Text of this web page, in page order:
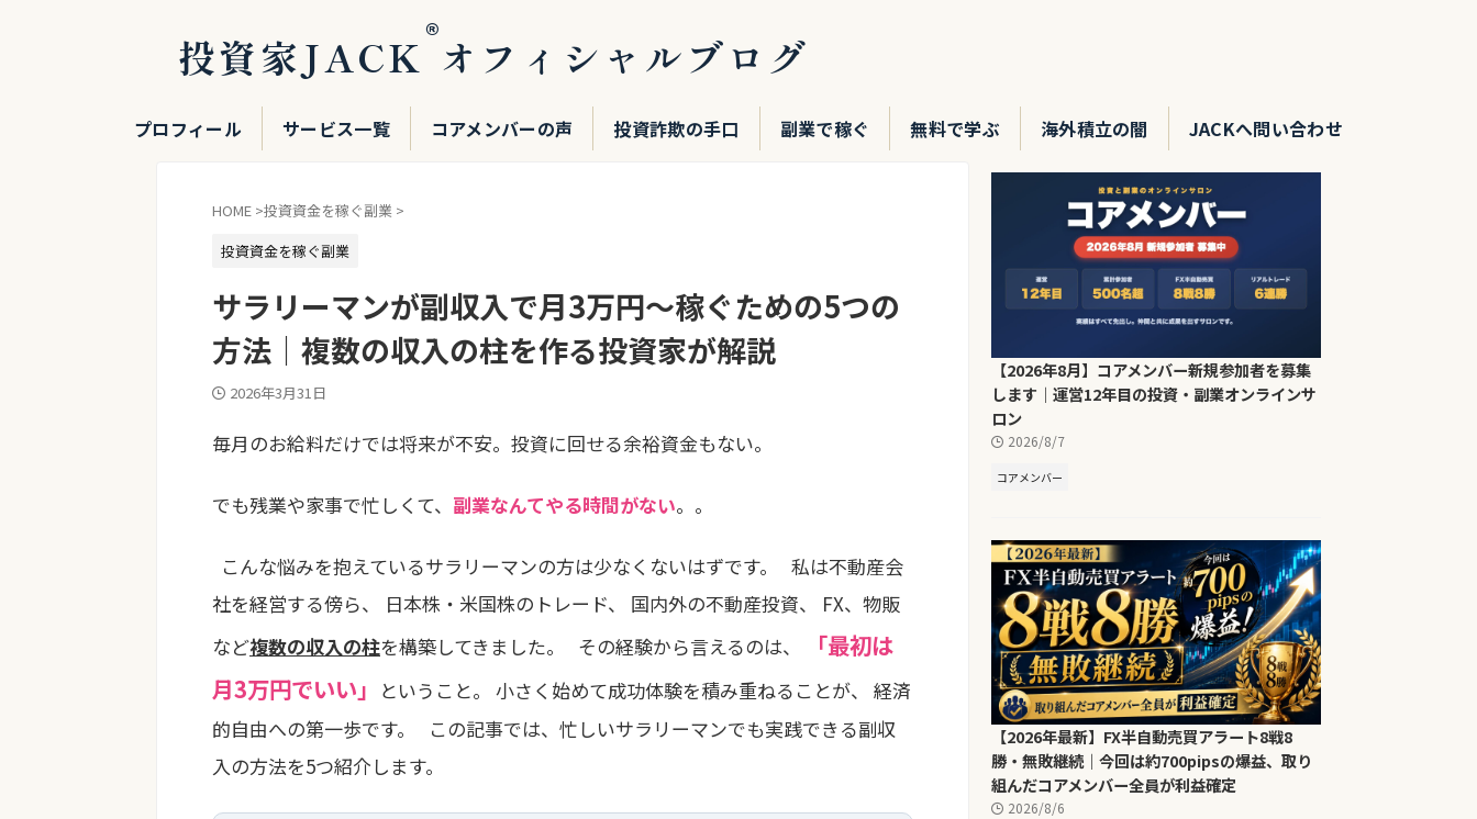
投資家JACK®オフィシャルブログ
プロフィール サービス一覧 コアメンバーの声 投資詐欺の手口 副業で稼ぐ 無料で学ぶ 海外積立の闇 JACKへ問い合わせ
HOME >投資資金を稼ぐ副業 >
投資資金を稼ぐ副業
サラリーマンが副収入で月3万円〜稼ぐための5つの
方法｜複数の収入の柱を作る投資家が解説
2026年3月31日
毎月のお給料だけでは将来が不安。投資に回せる余裕資金もない。
でも残業や家事で忙しくて、 副業なんてやる時間がない。。
こんな悩みを抱えているサラリーマンの方は少なくないはずです。 私は不動産会
社を経営する傍ら、 日本株・米国株のトレード、 国内外の不動産投資、 FX、物販
など複数の収入の柱を構築してきました。 その経験から言えるのは、
「最初は
月3万円でいい」 ということ。 小さく始めて成功体験を積み重ねることが、 経済
的自由への第一歩です。 この記事では、忙しいサラリーマンでも実践できる副収
入の方法を5つ紹介します。
【2026年8月】コアメンバー新規参加者を募集
します｜運営12年目の投資・副業オンラインサ
ロン
2026/8/7
コアメンバー
【2026年最新】FX半自動売買アラート8戦8
勝・無敗継続｜今回は約700pipsの爆益、取り
組んだコアメンバー全員が利益確定
2026/8/6